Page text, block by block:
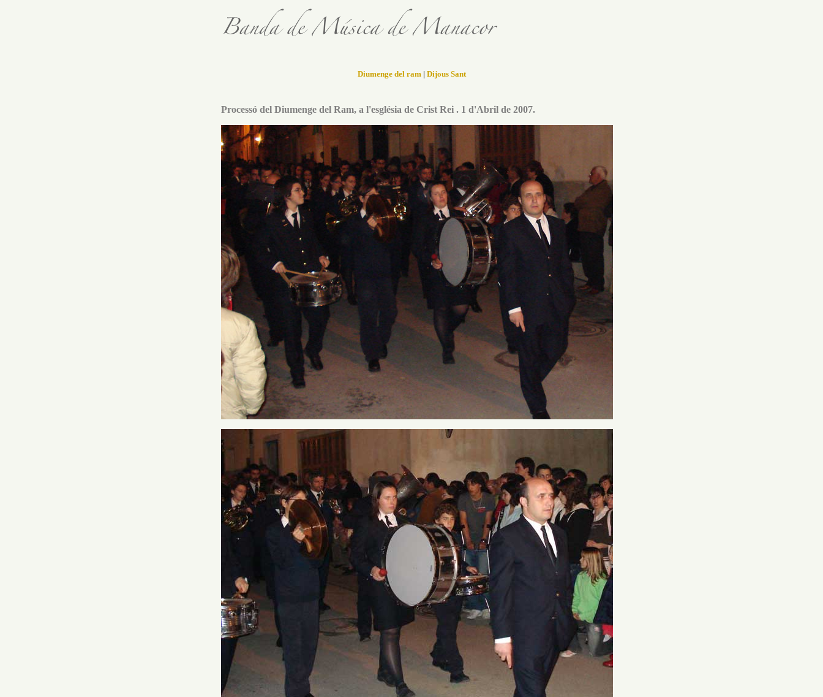
Diumenge del ram| Dijous Sant
Processó del Diumenge del Ram, a l'església de Crist Rei . 1 d'Abril de 2007.